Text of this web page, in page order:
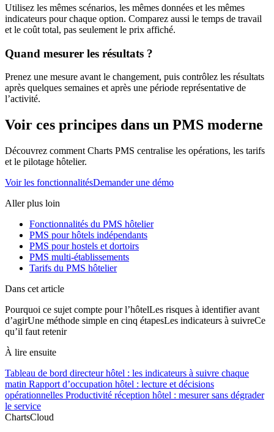
Utilisez les mêmes scénarios, les mêmes données et les mêmes
indicateurs pour chaque option. Comparez aussi le temps de travail
et le coût total, pas seulement le prix affiché.
Quand mesurer les résultats ?
Prenez une mesure avant le changement, puis contrôlez les résultats
après quelques semaines et après une période représentative de
l’activité.
Voir ces principes dans un PMS moderne
Découvrez comment Charts PMS centralise les opérations, les tarifs
et le pilotage hôtelier.
Voir les fonctionnalitésDemander une démo
Aller plus loin
Fonctionnalités du PMS hôtelier
PMS pour hôtels indépendants
PMS pour hostels et dortoirs
PMS multi-établissements
Tarifs du PMS hôtelier
Dans cet article
Pourquoi ce sujet compte pour l’hôtelLes risques à identifier avant
d’agirUne méthode simple en cinq étapesLes indicateurs à suivreCe
qu’il faut retenir
À lire ensuite
Tableau de bord directeur hôtel : les indicateurs à suivre chaque
matin Rapport d’occupation hôtel : lecture et décisions
opérationnelles Productivité réception hôtel : mesurer sans dégrader
le service
ChartsCloud